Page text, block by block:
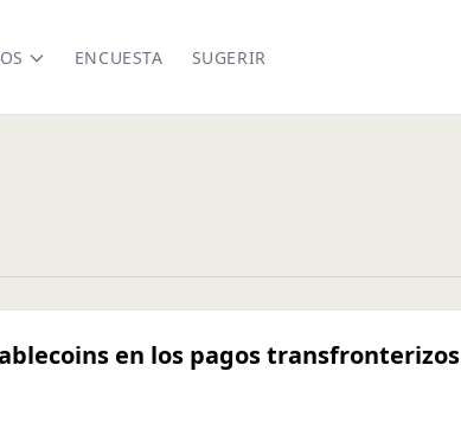
ENCUESTA SUGERIR
en los pagos transfronterizos